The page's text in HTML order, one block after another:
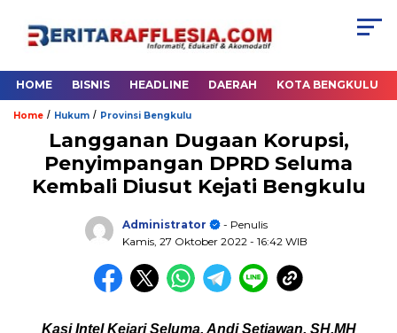
HOME BISNIS HEADLINE DAERAH KOTA BENGKULU
Home / Hukum / Provinsi Bengkulu
Langganan Dugaan Korupsi,
Penyimpangan DPRD Seluma
Kembali Diusut Kejati Bengkulu
Administrator
- Penulis
Kamis, 27 Oktober 2022 - 16:42 WIB
Kasi Intel Kejari Seluma, Andi Setiawan, SH.MH